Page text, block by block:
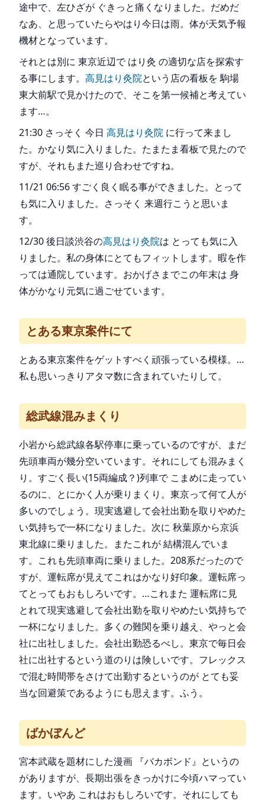
途中で、左ひざが ぐきっと痛くなりました。だめだ
なあ、と思っていたらやはり今日は雨。体が天気予報
機材となっています。
それとは別に 東京近辺で はり灸 の適切な店を探索す
る事にします。 高見はり灸院という店の看板を 駒場
東大前駅で見かけたので、そこを第一候補と考えてい
ます…。
21:30 さっそく 今日 高見はり灸院 に行って来まし
た。かなり気に入りました。たまたま看板で見たので
すが、それもまた巡り合わせですね。
11/21 06:56 すごく良く眠る事ができました。とって
も気に入りました。さっそく 来週行こうと思いま
す。
12/30 後日談渋谷の高見はり灸院は とっても気に入
りました。私の身体にとてもフィットします。暇を作
っては通院しています。おかげさまでこの年末は 身
体がかなり元気に過ごせています。
とある東京案件にて
とある東京案件をゲットすべく頑張っている模様。…
私も思いっきりアタマ数に含まれていたりして。
総武線混みまくり
小岩から総武線各駅停車に乗っているのですが、まだ
先頭車両が幾分空いています。それにしても混みまく
り。すごく長い(15両編成？)列車で こまめに走ってい
るのに、とにかく人が乗りまくり。東京って何て人が
多いのでしょう。現実逃避して会社出勤を取りやめた
い気持ちで一杯になりました。次に 秋葉原から京浜
東北線に乗りました。またこれが 結構混んでいま
す。これも先頭車両に乗りました。208系だったので
すが、運転席が見えてこれはかなり好印象。運転席っ
てとってもおもしろいです。…これまた 運転席に見
とれて現実逃避して会社出勤を取りやめたい気持ちで
一杯になりました。多くの難関を乗り越え、やっと会
社に出社しました。会社出勤恐るべし。東京で毎日会
社に出社するという道のりは険しいです。フレックス
で混む時間帯をさけて出勤するというのが とても妥
当な回避策であるようにも思えます。ふう。
ばかぼんど
宮本武蔵を題材にした漫画 『バカボンド』というの
がありますが、長期出張をきっかけに今頃ハマってい
ます。いやあ これはおもしろいです。それにしても